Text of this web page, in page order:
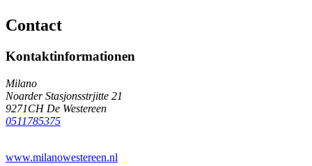
Contact
Kontaktinformationen
Milano
Noarder Stasjonsstrjitte 21
9271CH De Westereen
0511785375
www.milanowestereen.nl